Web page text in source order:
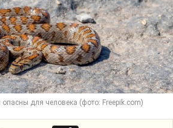
для человека (фото: Freepik.com)